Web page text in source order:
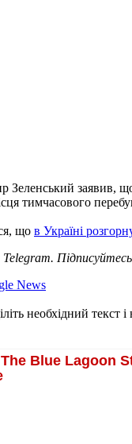
заявив, що
тимчасового
що в Україні
Telegram.
News
необхідний текст